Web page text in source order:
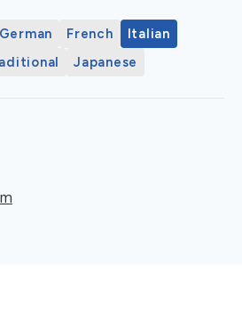
German French
Italian
Japanese